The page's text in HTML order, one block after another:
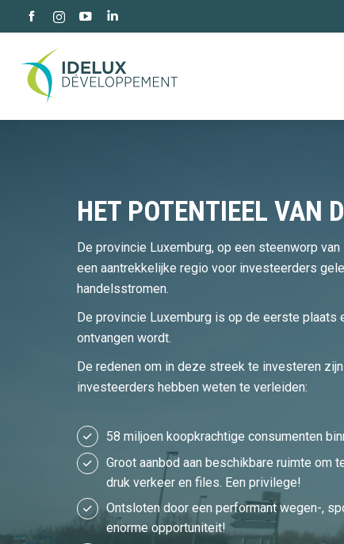
Facebook
page
opens
in
new
Instagram
page
opens
new
opens
new
opens
new
HET POTENTIEEL VAN
De provincie Luxemburg, op een steenworp
een aantrekkelijke regio voor investeerders
handelsstromen.
De provincie Luxemburg is op de eerste plaats
ontvangen wordt.
De redenen om in deze streek te investeren
investeerders hebben weten te verleiden:
58 miljoen koopkrachtige consumenten
Groot aanbod aan beschikbare ruimte om
druk verkeer en files. Een privilege!
Ontsloten door een performant wegen-,
enorme opportuniteit!